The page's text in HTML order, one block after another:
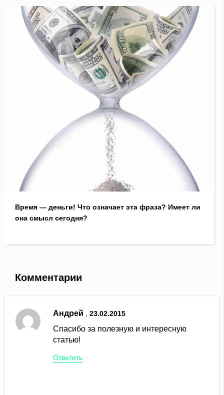
Время — деньги! Что означает эта фраза? Имеет ли
она смысл сегодня?
Комментарии
Андрей 23.02.2015
Спасибо за полезную и интересную
статью!
Ответить